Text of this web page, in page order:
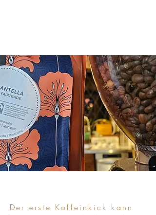
Der erste Koffeinkick kann